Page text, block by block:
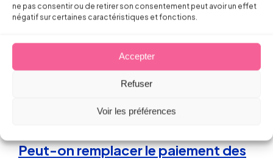
ne pas consentir ou de retirer son consentement peut avoir un effet
négatif sur certaines caractéristiques et fonctions.
Accepter
Refuser
Voir les préférences
16 septembre 2010
Droit du Travail
Peut-on remplacer le paiement des